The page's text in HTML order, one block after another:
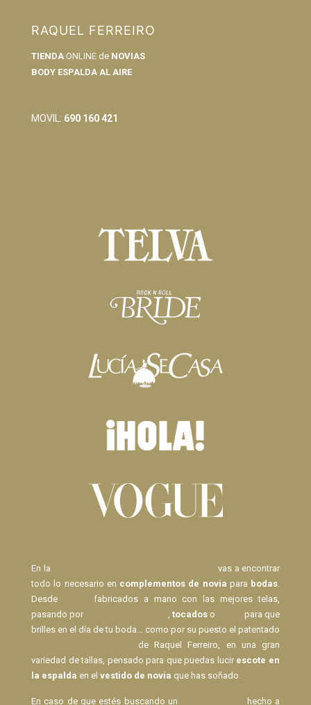
RAQUEL FERREIRO
TIENDA ONLINE de NOVIAS
BODY ESPALDA AL AIRE
MOVIL: 690 160 421
En la
vas a encontrar
todo lo necesario en complementos de novia para bodas.
Desde
fabricados a mano con las mejores telas,
pasando por
,tocados o
para que
brilles en el día de tu boda... como por su puesto el patentado
de Raquel Ferreiro, en una gran
variedad de tallas, pensado para que puedas lucir escote en
la espalda en el vestido de novia que has soñado.
En caso de que estés buscando un hecho a